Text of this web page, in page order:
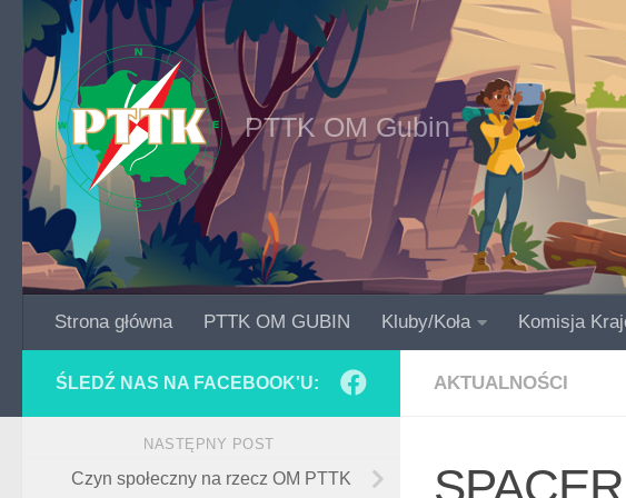
Skip to content
PTTK OM Gubin
Strona główna PTTK OM GUBIN Kluby/Koła Komisja
AKTUALNOŚCI
ŚLEDŹ NAS NA FACEBOOK'U:
NASTĘPNY POST
Czyn społeczny na rzecz OM PTTK